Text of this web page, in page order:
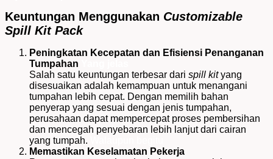
Keuntungan Menggunakan Customizable
Spill Kit Pack
Peningkatan Kecepatan dan Efisiensi Penanganan
Tumpahan
Salah satu keuntungan terbesar dari spill kityang
disesuaikan adalah kemampuan untuk menangani
tumpahan lebih cepat. Dengan memilih bahan
penyerap yang sesuai dengan jenis tumpahan,
perusahaan dapat mempercepat proses pembersihan
dan mencegah penyebaran lebih lanjut dari cairan
yang tumpah.
Memastikan Keselamatan Pekerja